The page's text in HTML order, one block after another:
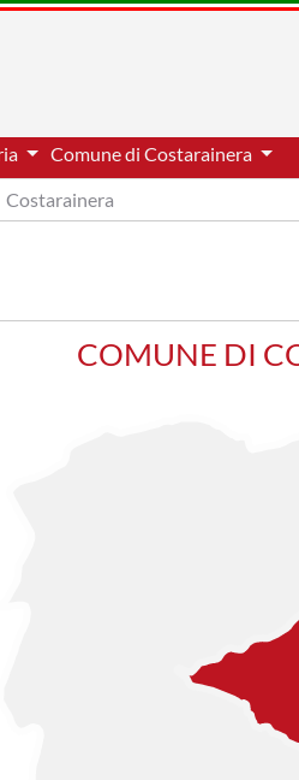
Comune di Costarainera
Costarainera
COMUNE DI